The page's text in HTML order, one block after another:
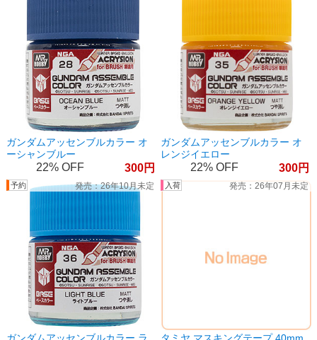
ガンダムアッセンブルカラー オ
ーシャンブルー
22% 300
ガンダムアッセンブルカラー オ
レンジイエロー
22% 300
26年10月未定 26年07月未定